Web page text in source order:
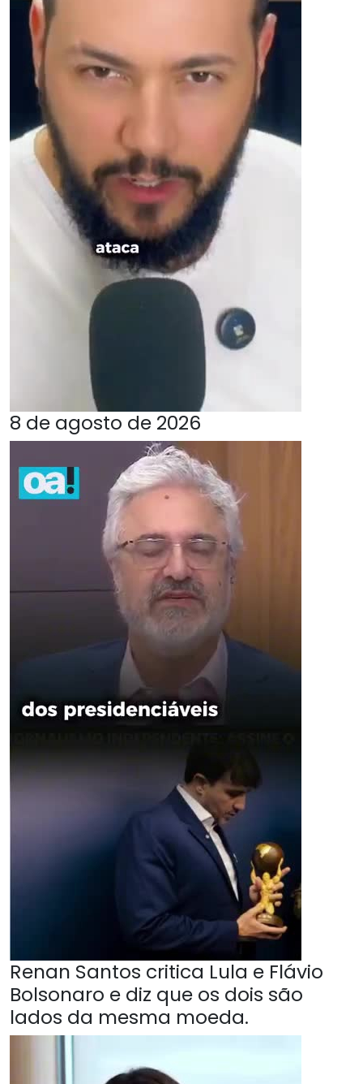
8 de agosto de 2026
Renan Santos critica Lula e Flávio
Bolsonaro e diz que os dois são
lados da mesma moeda.